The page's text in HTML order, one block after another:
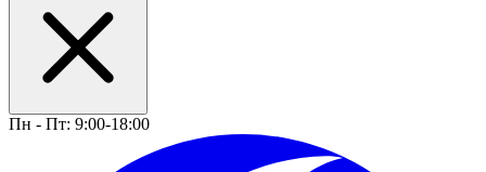
Пн - Пт: 9:00-18:00